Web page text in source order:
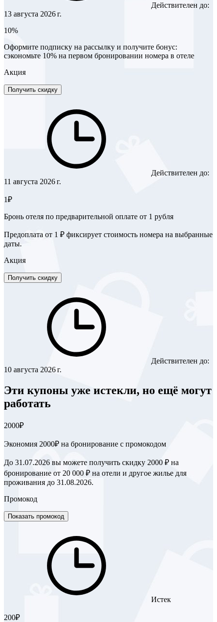
Действителен до:
13 августа 2026 г.
10%
Оформите подписку на рассылку и получите бонус:
сэкономьте 10% на первом бронировании номера в отеле
Акция
Получить скидку
Действителен до:
11 августа 2026 г.
1₽
Бронь отеля по предварительной оплате от 1 рубля
Предоплата от 1 ₽ фиксирует стоимость номера на выбранные
даты.
Акция
Получить скидку
Действителен до:
10 августа 2026 г.
Эти купоны уже истекли, но ещё могут
работать
2000₽
Экономия 2000₽ на бронирование с промокодом
До 31.07.2026 вы можете получить скидку 2000 ₽ на
бронирование от 20 000 ₽ на отели и другое жилье для
проживания до 31.08.2026.
Промокод
Показать промокод
Истек
200₽